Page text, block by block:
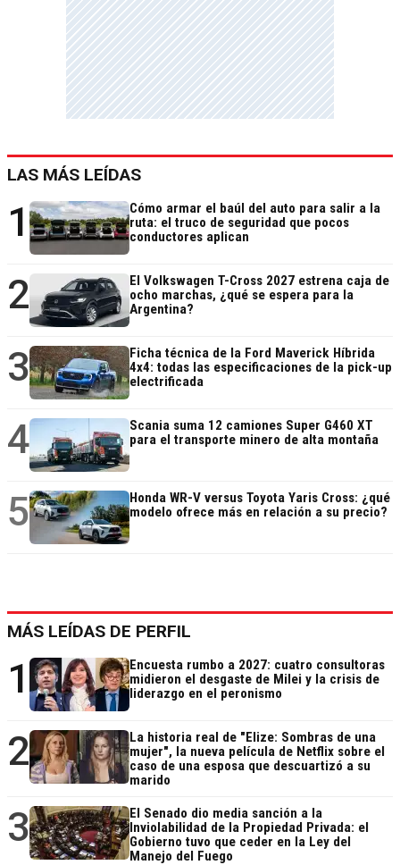
LAS MÁS LEÍDAS
1
Cómo armar el baúl del auto para salir a la
ruta: el truco de seguridad que pocos
conductores aplican
2
El Volkswagen T-Cross 2027 estrena caja de
ocho marchas, ¿qué se espera para la
Argentina?
3
Ficha técnica de la Ford Maverick Híbrida
4x4: todas las especificaciones de la pick-up
electrificada
4
Scania suma 12 camiones Super G460 XT
para el transporte minero de alta montaña
5
Honda WR-V versus Toyota Yaris Cross: ¿qué
modelo ofrece más en relación a su precio?
MÁS LEÍDAS DE PERFIL
1
Encuesta rumbo a 2027: cuatro consultoras
midieron el desgaste de Milei y la crisis de
liderazgo en el peronismo
2
La historia real de "Elize: Sombras de una
mujer", la nueva película de Netflix sobre el
caso de una esposa que descuartizó a su
marido
3
El Senado dio media sanción a la
Inviolabilidad de la Propiedad Privada: el
Gobierno tuvo que ceder en la Ley del
Manejo del Fuego